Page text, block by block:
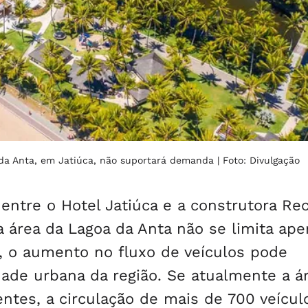
Anta, em Jatiúca, não suportará demanda | Foto: Divulgação
o Hotel Jatiúca e a construtora
da Lagoa da Anta não se limita
o aumento no fluxo de veículos pode
urbana da região. Se atualmente a
a circulação de mais de 700